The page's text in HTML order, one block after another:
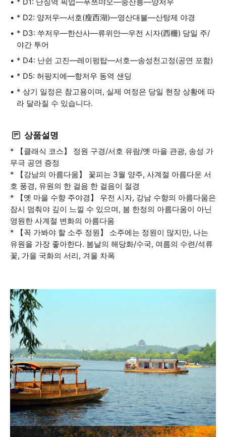
* D2: 양저우—서호(瘦西湖)—영산대불—산탕제 야경
* D3: 쑤저우—한산사—류위안—우전 시자(西栅) 당일 주/
야간 투어
* D4: 난쉰 고진—레이펑탑—서호—송성천고정(공연 포함)
* D5: 허팡지에—항저우 동역 샌딩
* 상기 일정은 참고용이며, 실제 여정은 당일 현장 상황에 따
라 달라질 수 있습니다.
상품설명
* 【클래식 코스】 정원 구경/서호 유람/옛 마을 관광, 송성 가
무극 공연 증정
* 【강남의 아름다움】 꽃피는 3월 양주, 사계절 아름다운 서
호 풍경, 유원의 한 걸음 한 걸음이 절경
* 【옛 마을 수향 주야경】 우전 시자, 강남 수향의 아름다움은
잠시 멈춰야 깊이 느낄 수 있으며, 봄 한정의 아름다움이 아닌
영원한 사계절 변화의 아름다움
* 【꼭 가봐야 할 소주 정원】 소주에는 정원이 많지만, 나는
유원을 가장 좋아한다. 봄날의 해당화/수국, 여름의 수련/석류
꽃, 가을 국화의 서리, 겨울 차폭